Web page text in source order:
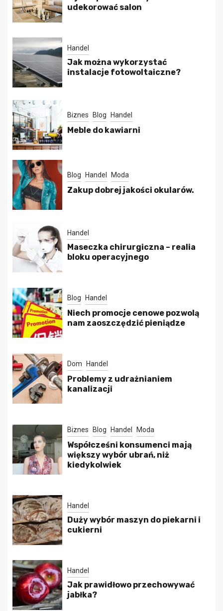
udekorować salon
Handel
Jak można wykorzystać
instalacje fotowoltaiczne?
Biznes Blog Handel
Meble do kawiarni
Blog Handel Moda
Zakup dobrej jakości okularów.
Handel
Maseczka chirurgiczna – realia
bloku operacyjnego
Blog Handel
Niech promocje cenowe pozwolą
nam zaoszczędzić pieniądze
Dom Handel
Problemy z udrażnianiem
kanalizacji
Biznes Blog Handel Moda
Współcześni konsumenci mają
większy wybór ubrań, niż
kiedykolwiek
Handel
Duży wybór maszyn do piekarni i
cukierni
Handel
Jak prawidłowo przechowywać
jabłka?